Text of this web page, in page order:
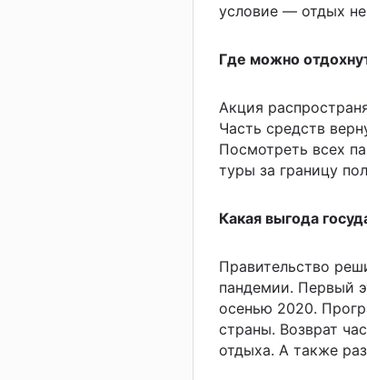
условие — отдых
Где можно
Акция
Часть средств
Посмотреть всех
туры за границу
Какая выгода
Правительство
пандемии. Первый
осенью 2020.
страны. Возврат
отдыха. А также